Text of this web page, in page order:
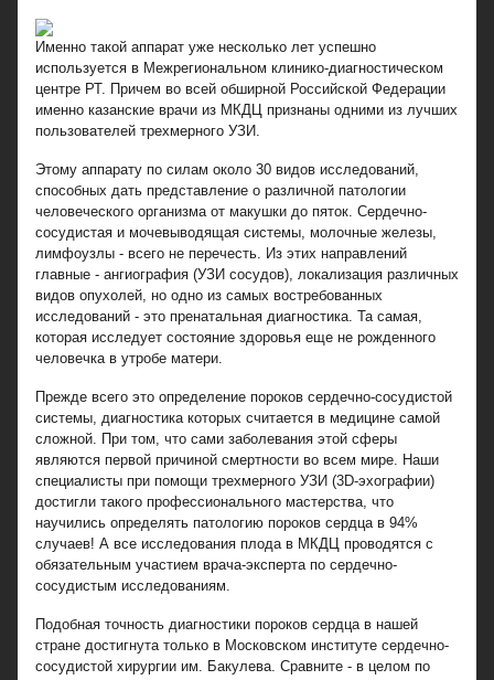
Именно такой аппарат уже несколько лет успешно
используется в Межрегиональном клинико-диагностическом
центре РТ. Причем во всей обширной Российской Федерации
именно казанские врачи из МКДЦ признаны одними из лучших
пользователей трехмерного УЗИ.
Этому аппарату по силам около 30 видов исследований,
способных дать представление о различной патологии
человеческого организма от макушки до пяток. Сердечно-
сосудистая и мочевыводящая системы, молочные железы,
лимфоузлы - всего не перечесть. Из этих направлений
главные - ангиография (УЗИ сосудов), локализация различных
видов опухолей, но одно из самых востребованных
исследований - это пренатальная диагностика. Та самая,
которая исследует состояние здоровья еще не рожденного
человечка в утробе матери.
Прежде всего это определение пороков сердечно-сосудистой
системы, диагностика которых считается в медицине самой
сложной. При том, что сами заболевания этой сферы
являются первой причиной смертности во всем мире. Наши
специалисты при помощи трехмерного УЗИ (3D-эхографии)
достигли такого профессионального мастерства, что
научились определять патологию пороков сердца в 94%
случаев! А все исследования плода в МКДЦ проводятся с
обязательным участием врача-эксперта по сердечно-
сосудистым исследованиям.
Подобная точность диагностики пороков сердца в нашей
стране достигнута только в Московском институте сердечно-
сосудистой хирургии им. Бакулева. Сравните - в целом по